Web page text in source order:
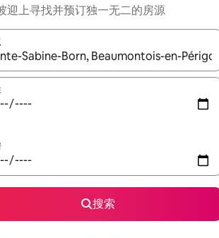
迎上寻找并预订独一无二的房源
搜索结果，请使用上下方向键查看，或通过点击
搜索